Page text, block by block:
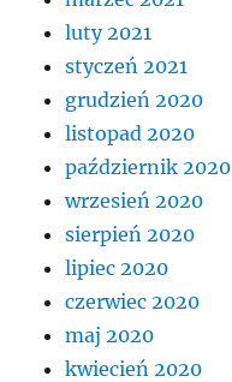
luty 2021
styczeń 2021
grudzień 2020
listopad 2020
październik 2020
wrzesień 2020
sierpień 2020
lipiec 2020
czerwiec 2020
maj 2020
kwiecień 2020